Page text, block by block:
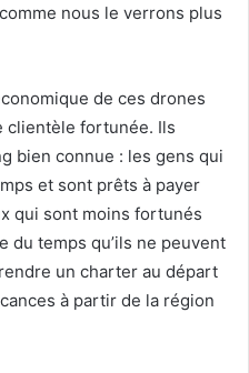
nous le verrons plus
de ces drones
clientèle fortunée. Ils
bien connue : les gens qui
et sont prêts à payer
qui sont moins fortunés
du temps qu’ils ne peuvent
un charter au départ
à partir de la région